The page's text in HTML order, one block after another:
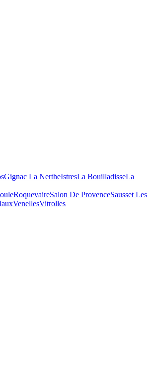
Gignac La NertheIstresLa BouilladisseLa
RoquevaireSalon De ProvenceSausset Les
VenellesVitrolles